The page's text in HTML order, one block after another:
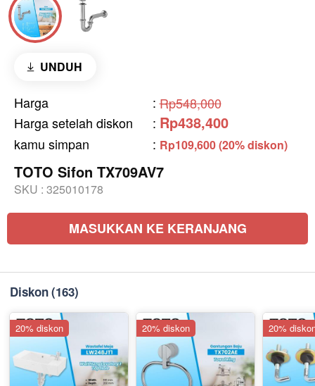
UNDUH
Harga : Rp548,000
Harga setelah diskon
: Rp438,400
kamu simpan : Rp109,600 (20% diskon)
TOTO Sifon TX709AV7
SKU : 325010178
MASUKKAN KE KERANJANG
Diskon(163)
20% diskon 20% diskon 20%